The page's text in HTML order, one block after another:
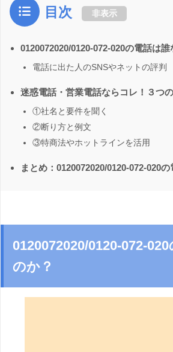
目次 非表示
0120072020/0120-072-020の電話は誰
電話に出た人のSNSやネットの評判
迷惑電話・営業電話ならコレ！３つ
①社名と要件を聞く
②断り方と例文
③特商法やホットラインを活用
まとめ：0120072020/0120-072-020
0120072020/0120-072-
のか？